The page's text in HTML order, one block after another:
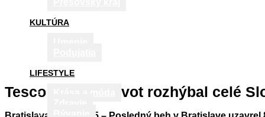
KULTÚRA
LIFESTYLE
Tesco Beh pre život rozhýbal celé